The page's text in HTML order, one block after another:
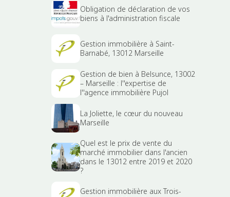
Obligation de déclaration de vos
biens à l'administration fiscale
Gestion immobilière à Saint-
Barnabé, 13012 Marseille
Gestion de bien à Belsunce, 13002
– Marseille : l''expertise de
l''agence immobilière Pujol
La Joliette, le cœur du nouveau
Marseille
Quel est le prix de vente du
marché immobilier dans l'ancien
dans le 13012 entre 2019 et 2020
?
Gestion immobilière aux Trois-